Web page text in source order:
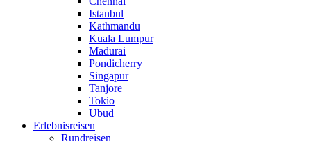
Istanbul
Kathmandu
Kuala Lumpur
Madurai
Pondicherry
Singapur
Tanjore
Tokio
Ubud
Erlebnisreisen
Rundreisen